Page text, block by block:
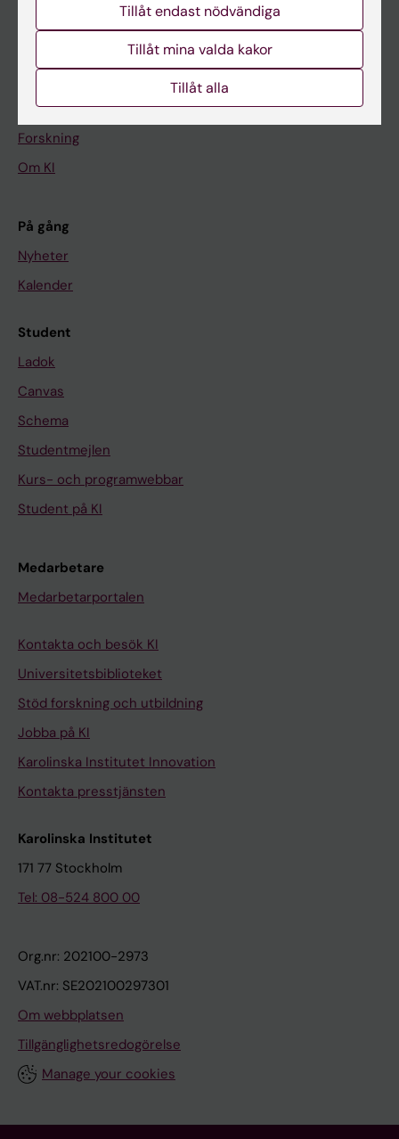
Forskarutbildning
Forskning
Om KI
På gång
Nyheter
Kalender
Student
Ladok
Canvas
Schema
Studentmejlen
Kurs- och programwebbar
Student på KI
Medarbetare
Medarbetarportalen
Kontakta och besök KI
Universitetsbiblioteket
Stöd forskning och utbildning
Jobba på KI
Karolinska Institutet Innovation
Kontakta presstjänsten
Karolinska Institutet
171 77 Stockholm
Tel: 08-524 800 00
Org.nr: 202100-2973
VAT.nr: SE202100297301
Om webbplatsen
Tillgänglighetsredogörelse
Manage your cookies
Tillåt endast nödvändiga
Tillåt mina valda kakor
Tillåt alla